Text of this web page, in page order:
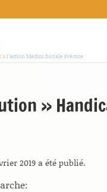
àl'action Médico Sociale Précoce
»
2019 a été publié.